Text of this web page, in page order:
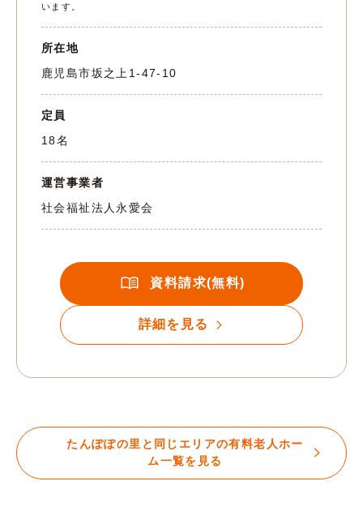
います。
所在地
鹿児島市坂之上1-47-10
定員
18名
運営事業者
社会福祉法人永愛会
資料請求(無料)
詳細を見る
たんぽぽの里と同じエリアの有料老人ホー
ム一覧を見る